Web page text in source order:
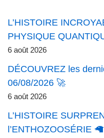
L’HISTOIRE
PHYSIQUE
6 août 2026
DÉCOUVREZ les
06/08/2026 🚀
6 août 2026
L’HISTOIRE
l’ENTHOZOOSÉRIE